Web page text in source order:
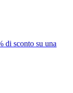
di sconto su una